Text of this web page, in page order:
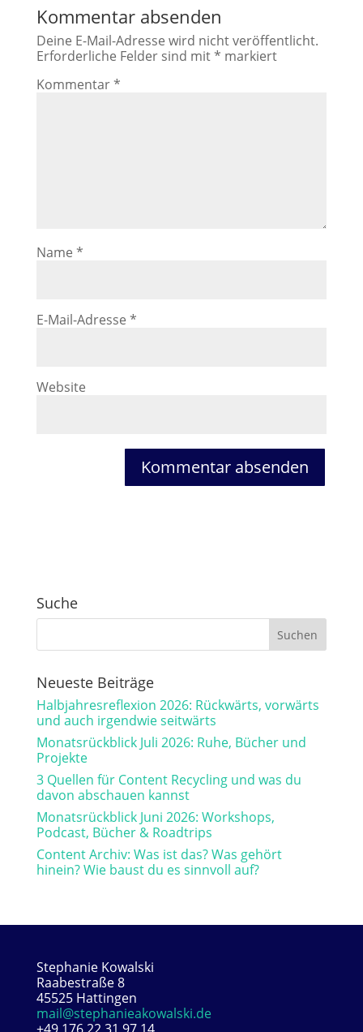
Kommentar absenden
Deine E-Mail-Adresse wird nicht veröffentlicht.
Erforderliche Felder sind mit* markiert
Kommentar*
Name *
E-Mail-Adresse *
Website
Suche
Neueste Beiträge
Halbjahresreflexion 2026: Rückwärts, vorwärts
und auch irgendwie seitwärts
Monatsrückblick Juli 2026: Ruhe, Bücher und
Projekte
3 Quellen für Content Recycling und was du
davon abschauen kannst
Monatsrückblick Juni 2026: Workshops,
Podcast, Bücher & Roadtrips
Content Archiv: Was ist das? Was gehört
hinein? Wie baust du es sinnvoll auf?
Stephanie Kowalski
Raabestraße 8
45525 Hattingen
mail@stephanieakowalski.de